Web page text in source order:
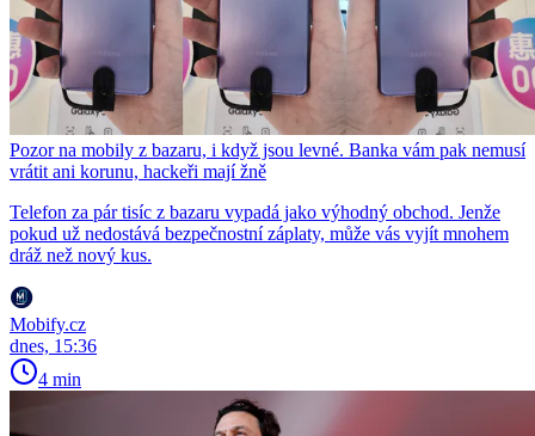
Pozor na mobily z bazaru, i když jsou levné. Banka vám pak nemusí
vrátit ani korunu, hackeři mají žně
Telefon za pár tisíc z bazaru vypadá jako výhodný obchod. Jenže
pokud už nedostává bezpečnostní záplaty, může vás vyjít mnohem
dráž než nový kus.
Mobify.cz
dnes, 15:36
4 min